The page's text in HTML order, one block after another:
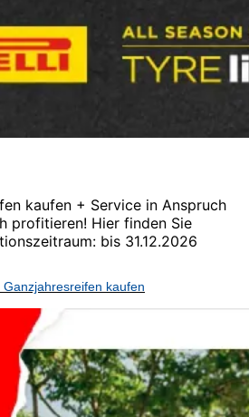
kaufen + Service in Anspruch
profitieren! Hier finden Sie
bis 31.12.2026
Ganzjahresreifen kaufen